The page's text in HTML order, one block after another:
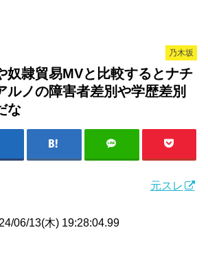
乃木坂
奴隷貿易MVと比較するとナチ
ルノの障害者差別や学歴差別
な
元スレ
06/13(木) 19:28:04.99